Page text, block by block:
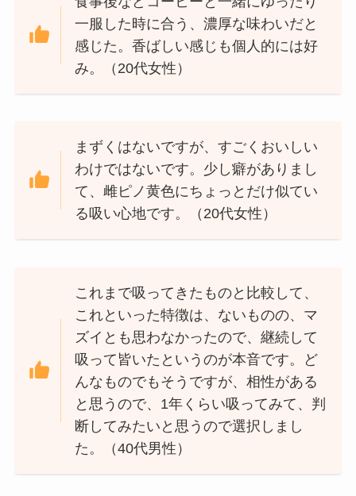
一服した時に合う、濃厚な味わいだと
感じた。香ばしい感じも個人的には好
み。（20代女性）
まずくはないですが、すごくおいしい
わけではないです。少し癖がありまし
て、雌ピノ黄色にちょっとだけ似てい
る吸い心地です。（20代女性）
これまで吸ってきたものと比較して、
これといった特徴は、ないものの、マ
ズイとも思わなかったので、継続して
吸って皆いたというのが本音です。ど
んなものでもそうですが、相性がある
と思うので、1年くらい吸ってみて、判
断してみたいと思うので選択しまし
た。（40代男性）